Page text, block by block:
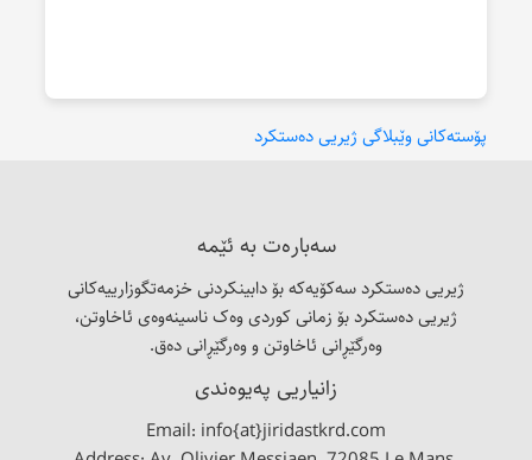
پۆستەکانی وێبلاگی ژیریی دەستکرد
سەبارەت بە ئێمە
ژیریی دەستکرد سەکۆیەکە بۆ دابینکردنی خزمەتگوزارییەکانی
ژیریی دەستکرد بۆ زمانی کوردی وەک ناسینەوەی ئاخاوتن،
وەرگێڕانی ئاخاوتن و وەرگێڕانی دەق.
زانیاریی پەیوەندی
Email: info{at}jiridastkrd.com